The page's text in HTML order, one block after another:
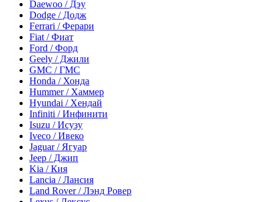
Daewoo / Дэу
Dodge / Додж
Ferrari / Ферари
Fiat / Фиат
Ford / Форд
Geely / Джили
GMC / ГМС
Honda / Хонда
Hummer / Хаммер
Hyundai / Хендай
Infiniti / Инфинити
Isuzu / Исузу
Iveco / Ивеко
Jaguar / Ягуар
Jeep / Джип
Kia / Кия
Lancia / Лансия
Land Rover / Лэнд Ровер